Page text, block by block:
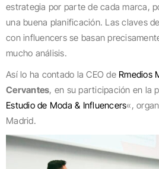
estrategia por parte de cada marca,
una buena planificación. Las claves
con influencers se basan
mucho análisis.
Así lo ha contado la CEO de Rmedios
Cervantes, en su participación en la
Estudio de Moda & Influencers«,
Madrid.